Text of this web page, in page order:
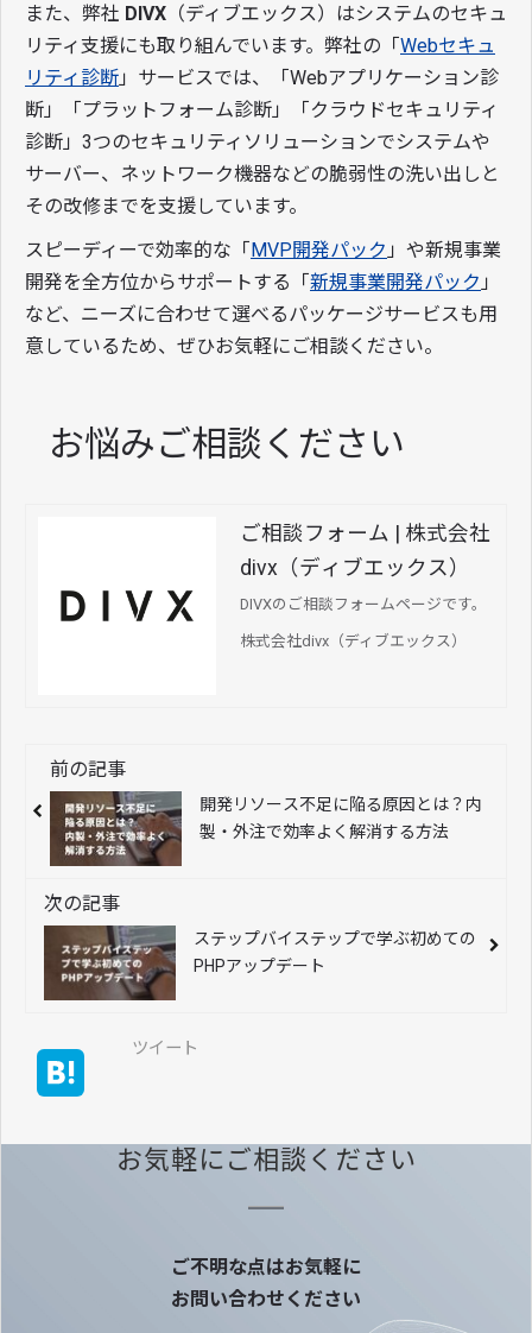
また、弊社 DIVX （ディブエックス）はシステムのセキュ
リティ支援にも取り組んでいます。弊社の「Webセキュ
リティ診断 」サービスでは、「Webアプリケーション診
断」「プラットフォーム診断」「クラウドセキュリティ
診断」3つのセキュリティソリューションでシステムや
サーバー、ネットワーク機器などの脆弱性の洗い出しと
その改修までを支援しています。
スピーディーで効率的な「MVP開発パック 」や新規事業
開発を全方位からサポートする「新規事業開発パック 」
など、ニーズに合わせて選べるパッケージサービスも用
意しているため、ぜひお気軽にご相談ください。
お悩みご相談ください
ご相談フォーム | 株式会社
divx（ディブエックス）
DIVXのご相談フォームページです。
株式会社divx（ディブエックス）
前の記事
開発リソース不足に陥る原因とは？内
製・外注で効率よく解消する方法
次の記事
ステップバイステップで学ぶ初めての
PHPアップデート
ツイート
お気軽にご相談ください
ご不明な点はお気軽に
お問い合わせください